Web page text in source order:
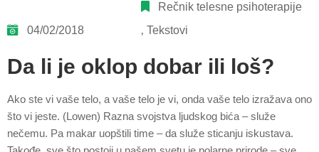
04/02/2018
Rečnik telesne psihoterapije
‚Tekstovi
Da li je oklop dobar ili loš?
Ako ste vi vaše telo, a vaše telo je vi, onda vaše telo izražava ono
što vi jeste. (Lowen) Razna svojstva ljudskog bića – služe
nečemu. Pa makar uopštili time – da služe sticanju iskustava.